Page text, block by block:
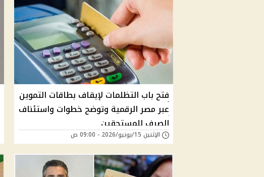
فتح باب التظلمات لإيقاف بطاقات التموين
عبر مصر الرقمية وتوضح خطوات واستئناف
الصرف للمستحقين
الإثنين 15/يونيو/2026 - 09:00 ص